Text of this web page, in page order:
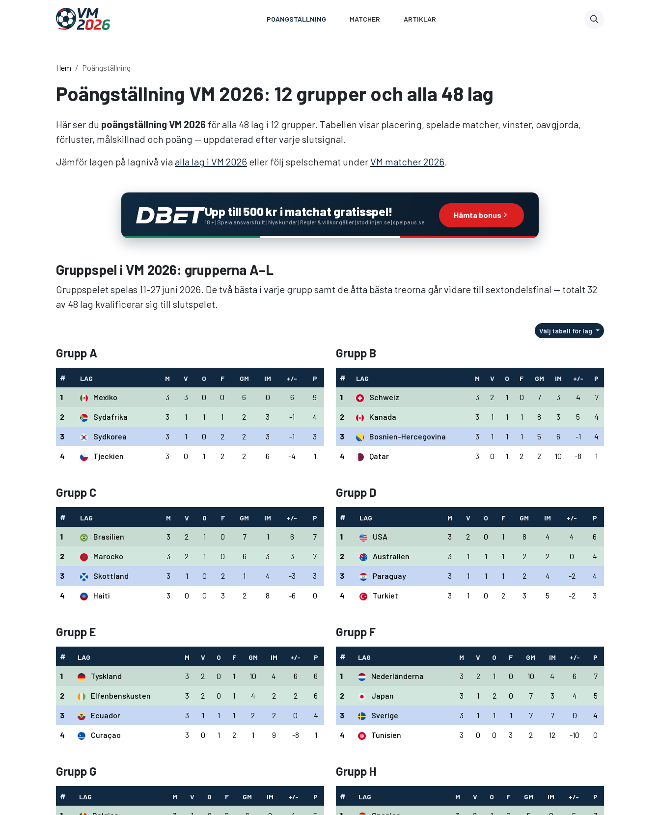
POÄNGSTÄLLNING MATCHER ARTIKLAR
Hem Poängställning
Poängställning VM 2026: 12 grupper och alla 48 lag
Här ser du poängställning VM 2026 för alla 48 lag i 12 grupper. Tabellen visar placering, spelade matcher, vinster, oavgjorda,
förluster, målskillnad och poäng — uppdaterad efter varje slutsignal.
Jämför lagen på lagnivå viaalla lag i VM 2026 eller följ spelschemat underVM matcher 2026.
Upp till 500 kr i matchat gratisspel!
18 + | Spela ansvarsfullt | Nya kunder | Regler & villkor gäller | stodlinjen.se | spelpaus.se
Hämta bonus
Gruppspel i VM 2026: grupperna A–L
Gruppspelet spelas 11–27 juni 2026. De två bästa i varje grupp samt de åtta bästa treorna går vidare till sextondelsfinal — totalt 32
av 48 lag kvalificerar sig till slutspelet.
Välj tabell för lag
Grupp A
# LAG M V O F GM IM +/- P
1 Mexiko 3 3 0 0 6 0 6 9
2 Sydafrika 3 1 1 1 2 3 -1 4
3 Sydkorea 3 1 0 2 2 3 -1 3
4 Tjeckien 3 0 1 2 2 6 -4 1
Grupp B
# LAG M V O F GM IM +/- P
1 Schweiz 3 2 1 0 7 3 4 7
2 Kanada 3 1 1 1 8 3 5 4
3 Bosnien-Hercegovina 3 1 1 1 5 6 -1 4
4 Qatar 3 0 1 2 2 10 -8 1
Grupp C
# LAG M V O F GM IM +/- P
1 Brasilien 3 2 1 0 7 1 6 7
2 Marocko 3 2 1 0 6 3 3 7
3 Skottland 3 1 0 2 1 4 -3 3
4 Haiti 3 0 0 3 2 8 -6 0
Grupp D
# LAG M V O F GM IM +/- P
1 USA 3 2 0 1 8 4 4 6
2 Australien 3 1 1 1 2 2 0 4
3 Paraguay 3 1 1 1 2 4 -2 4
4 Turkiet 3 1 0 2 3 5 -2 3
Grupp E
# LAG M V O F GM IM +/- P
1 Tyskland 3 2 0 1 10 4 6 6
2 Elfenbenskusten 3 2 0 1 4 2 2 6
3 Ecuador 3 1 1 1 2 2 0 4
4 Curaçao 3 0 1 2 1 9 -8 1
Grupp F
# LAG M V O F GM IM +/- P
1 Nederländerna 3 2 1 0 10 4 6 7
2 Japan 3 1 2 0 7 3 4 5
3 Sverige 3 1 1 1 7 7 0 4
4 Tunisien 3 0 0 3 2 12 -10 0
Grupp G
# LAG M V O F GM IM +/- P
Grupp H
# LAG M V O F GM IM +/- P